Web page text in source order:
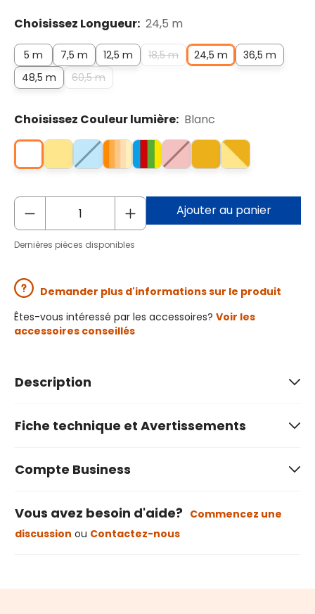
Choisissez Longueur: 24,5 m
5 m 7,5 m 12,5 m 18,5 m 24,5 m
36,5 m
48,5 m
60,5 m
Choisissez Couleur lumière: Blanc
Ajouter au panier
Dernières pièces disponibles
Demander plus d'informations sur le produit
Êtes-vous intéressé par les accessoires? Voir les
accessoires conseillés
Description
Fiche technique et Avertissements
Compte Business
Vous avez besoin d'aide? Commencez une
discussion ou Contactez-nous